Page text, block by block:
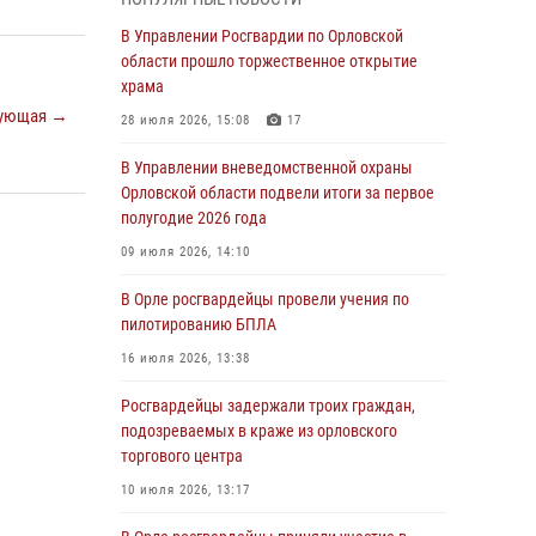
→
Начальник регионального Управления
Росгвардии принял участие в митинге в честь
дня освобождения города Орла
05 августа 2026, 13:16
результатах работы за первое полугодие
05 августа 2026, 13:12
За месяц росгвардейцы задержали 15 лиц,
противоправных действий
04 августа 2026, 14:21
росгвардейцев
04 августа 2026, 14:06 2
За месяц росгвардейцы приняли от граждан
В Управлении Росгвардии по Орловской
области прошло торжественное открытие
храма
28 июля 2026, 15:08 17
В Управлении вневедомственной охраны
Орловской области подвели итоги за первое
полугодие 2026 года
09 июля 2026, 14:10
В Орле росгвардейцы провели учения по
пилотированию БПЛА
16 июля 2026, 13:38
Росгвардейцы задержали троих граждан,
подозреваемых в краже из орловского
торгового центра
10 июля 2026, 13:17